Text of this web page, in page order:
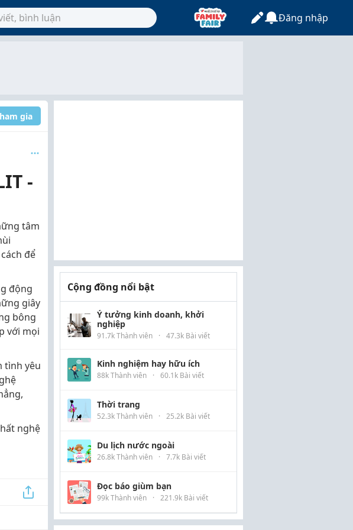
Đăng nhập
gia
-
tâm
để
động
giây
bông
với mọi
tình yêu
nghệ
Cộng đồng nổi bật
Ý tưởng kinh doanh, khởi
nghiệp
91.7k Thành viên · 47.3k Bài viết
Kinh nghiệm hay hữu ích
88k Thành viên · 60.1k Bài viết
Thời trang
52.3k Thành viên · 25.2k Bài viết
Du lịch nước ngoài
26.8k Thành viên · 7.7k Bài viết
Đọc báo giùm bạn
99k Thành viên · 221.9k Bài viết